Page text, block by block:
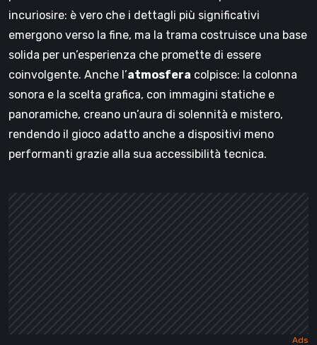
incuriosire: è vero che i dettagli più significativi
emergono verso la fine, ma la trama costruisce una base
solida per un’esperienza che promette di essere
coinvolgente. Anche l’atmosfera colpisce: la colonna
sonora e la scelta grafica, con immagini statiche e
panoramiche, creano un’aura di solennità e mistero,
rendendo il gioco adatto anche a dispositivi meno
performanti grazie alla sua accessibilità tecnica.